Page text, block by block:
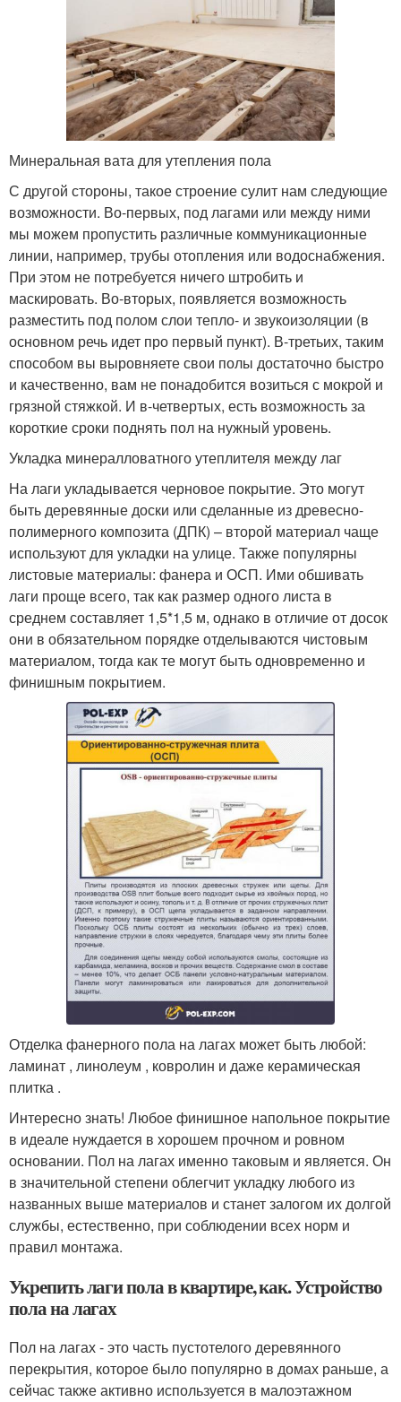
Минеральная вата для утепления пола
С другой стороны, такое строение сулит нам следующие
возможности. Во-первых, под лагами или между ними
мы можем пропустить различные коммуникационные
линии, например, трубы отопления или водоснабжения.
При этом не потребуется ничего штробить и
маскировать. Во-вторых, появляется возможность
разместить под полом слои тепло- и звукоизоляции (в
основном речь идет про первый пункт). В-третьих, таким
способом вы выровняете свои полы достаточно быстро
и качественно, вам не понадобится возиться с мокрой и
грязной стяжкой. И в-четвертых, есть возможность за
короткие сроки поднять пол на нужный уровень.
Укладка минералловатного утеплителя между лаг
На лаги укладывается черновое покрытие. Это могут
быть деревянные доски или сделанные из древесно-
полимерного композита (ДПК) – второй материал чаще
используют для укладки на улице. Также популярны
листовые материалы: фанера и ОСП. Ими обшивать
лаги проще всего, так как размер одного листа в
среднем составляет 1,5*1,5 м, однако в отличие от досок
они в обязательном порядке отделываются чистовым
материалом, тогда как те могут быть одновременно и
финишным покрытием.
Отделка фанерного пола на лагах может быть любой:
ламинат , линолеум , ковролин и даже керамическая
плитка .
Интересно знать! Любое финишное напольное покрытие
в идеале нуждается в хорошем прочном и ровном
основании. Пол на лагах именно таковым и является. Он
в значительной степени облегчит укладку любого из
названных выше материалов и станет залогом их долгой
службы, естественно, при соблюдении всех норм и
правил монтажа.
Укрепить лаги пола в квартире, как. Устройство
пола на лагах
Пол на лагах - это часть пустотелого деревянного
перекрытия, которое было популярно в домах раньше, а
сейчас также активно используется в малоэтажном